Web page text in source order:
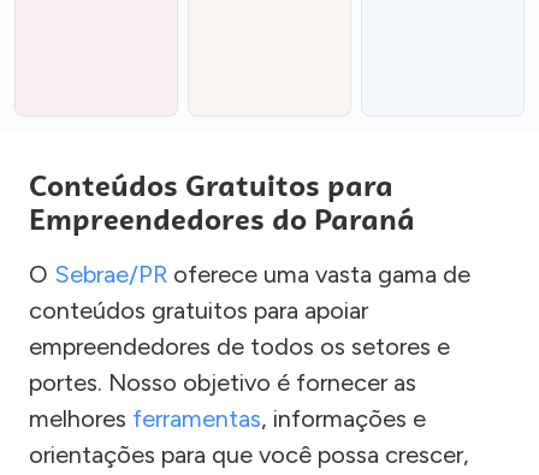
Conteúdos Gratuitos para
Empreendedores do Paraná
O Sebrae/PR oferece uma vasta gama de
conteúdos gratuitos para apoiar
empreendedores de todos os setores e
portes. Nosso objetivo é fornecer as
melhores ferramentas, informações e
orientações para que você possa crescer,